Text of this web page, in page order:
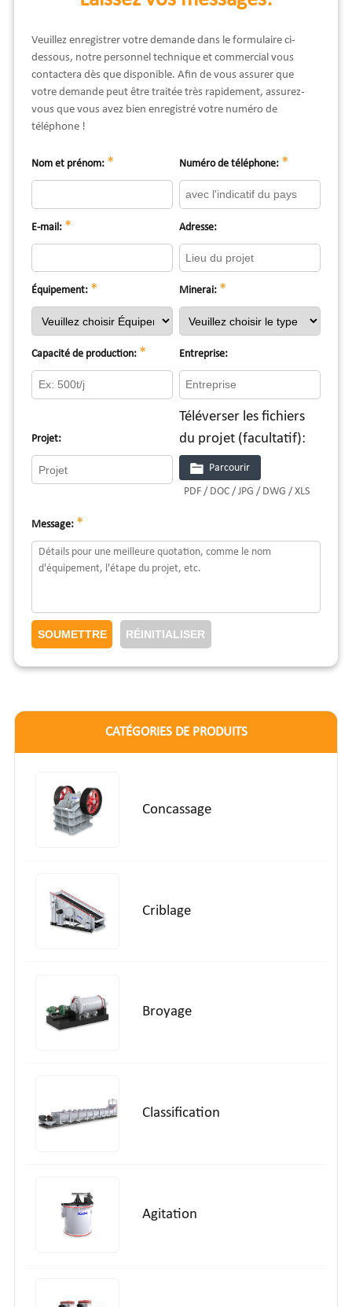
Veuillez enregistrer votre demande dans le formulaire ci-
dessous, notre personnel technique et commercial vous
contactera dès que disponible. Afin de vous assurer que
votre demande peut être traitée très rapidement, assurez-
vous que vous avez bien enregistré votre numéro de
téléphone !
Nom et prénom: * Numéro de téléphone: *
E-mail: * Adresse:
Équipement: * Minerai: *
Capacité de production: * Entreprise:
Projet:
Téléverser les fichiers
du projet (facultatif):
Parcourir
PDF / DOC / JPG / DWG / XLS
Message: *
CATÉGORIES DE PRODUITS
Concassage
Criblage
Broyage
Classification
Agitation